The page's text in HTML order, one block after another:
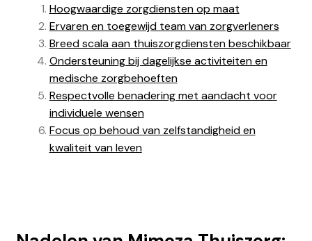
Hoogwaardige zorgdiensten op maat
Ervaren en toegewijd team van zorgverleners
Breed scala aan thuiszorgdiensten beschikbaar
Ondersteuning bij dagelijkse activiteiten en
medische zorgbehoeften
Respectvolle benadering met aandacht voor
individuele wensen
Focus op behoud van zelfstandigheid en
kwaliteit van leven